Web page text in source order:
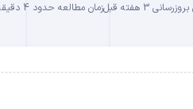
3 هفته قبل زمان مطالعه حدود 4 دقیقه